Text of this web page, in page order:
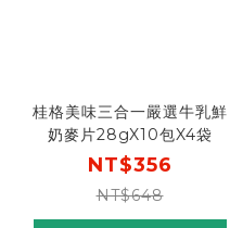
桂格美味三合一嚴選牛乳鮮
奶麥片28gX10包X4袋
NT$356
NT$648